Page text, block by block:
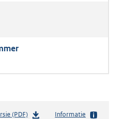
(PDF)b
Informatie